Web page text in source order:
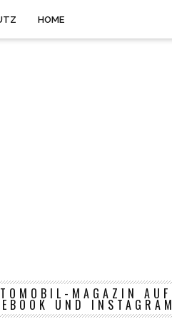
HOME
MAGAZIN AUF
UND INSTAGRAM